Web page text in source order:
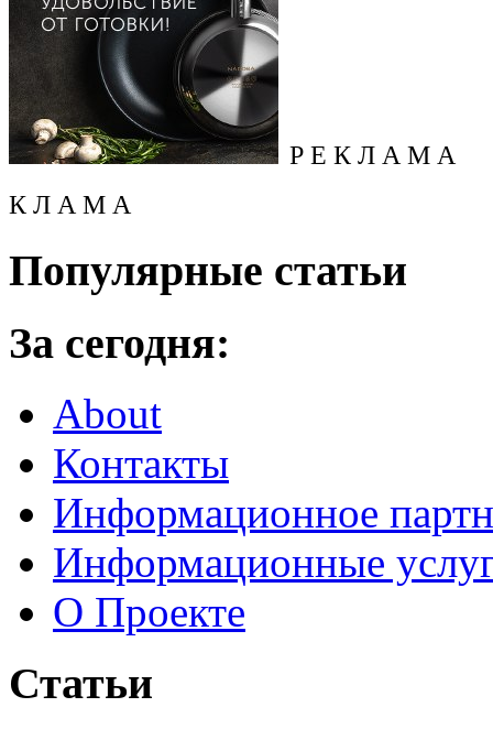
Р Е К Л А М А
К Л А М А
Популярные статьи
За сегодня:
About
Контакты
Информационное
Информационные
О Проекте
Статьи